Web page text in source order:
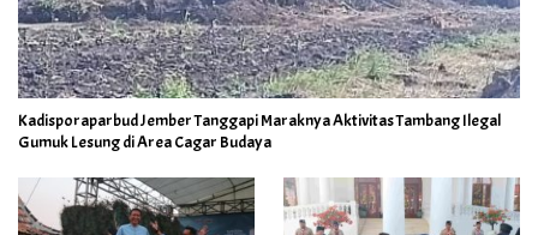
Kadisporaparbud Jember Tanggapi Maraknya Aktivitas Tambang Ilegal
Gumuk Lesung di Area Cagar Budaya